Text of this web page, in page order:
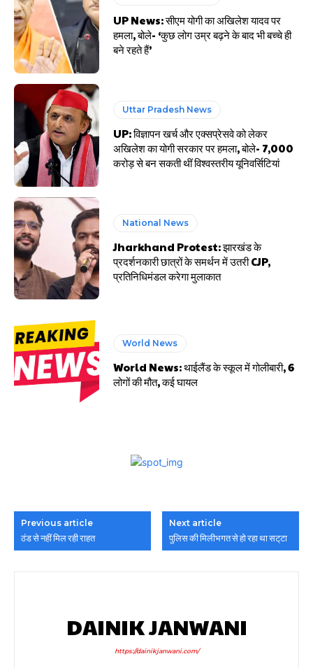
UP News: सीएम योगी का अखिलेश यादव पर
हमला, बोले- ‘कुछ लोग उम्र बढ़ने के बाद भी बच्चे ही
बने रहते हैं’
Uttar Pradesh News
UP: विज्ञापन खर्च और एक्सप्रेसवे को लेकर
अखिलेश का योगी सरकार पर हमला, बोले- 7,000
करोड़ से बन सकती थीं विश्वस्तरीय यूनिवर्सिटियां
National News
Jharkhand Protest: झारखंड के
प्रदर्शनकारी छात्रों के समर्थन में उतरी CJP,
प्रतिनिधिमंडल करेगा मुलाकात
World News
World News: थाईलैंड के स्कूल में गोलीबारी, 6
लोगों की मौत, कई घायल
Previous article
ठंड से नहीं मिल रही राहत
Next article
पुलिस की मिलीभगत से हो रहा था सट्‌टा
DAINIK JANWANI
https://dainikjanwani.com/